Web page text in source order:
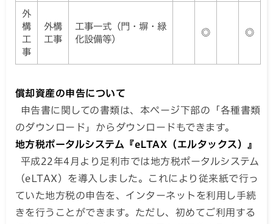
外
構
工
事
外構
工事
工事一式（門・塀・緑
化設備等）
◎ ◎
償却資産の申告について
申告書に関しての書類は、本ページ下部の「各種書類
のダウンロード」からダウンロードもできます。
地方税ポータルシステム『eLTAX（エルタックス）』
平成22年4月より足利市では地方税ポータルシステム
（eLTAX）を導入しました。これにより従来紙で行っ
ていた地方税の申告を、インターネットを利用し手続
きを行うことができます。ただし、初めてご利用する